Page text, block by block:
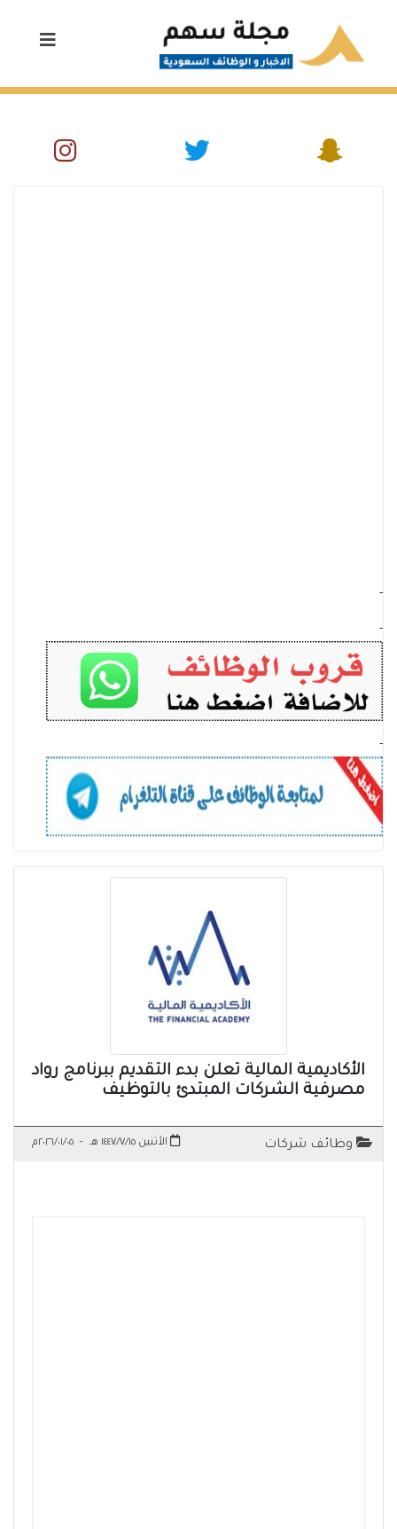
-
-
-
الأكاديمية المالية تعلن بدء التقديم ببرنامج رواد
مصرفية الشركات المبتدئ بالتوظيف
وظائف شركات الأثنين ١٤٤٧/٧/١٥ هـ - ٢٠٢٦/٠١/٠٥م